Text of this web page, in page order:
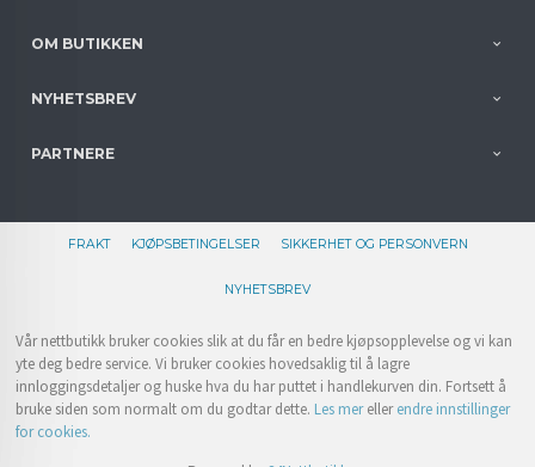
OM BUTIKKEN
NYHETSBREV
PARTNERE
FRAKT KJØPSBETINGELSER SIKKERHET OG PERSONVERN
NYHETSBREV
Vår nettbutikk bruker cookies slik at du får en bedre kjøpsopplevelse og vi kan
yte deg bedre service. Vi bruker cookies hovedsaklig til å lagre
innloggingsdetaljer og huske hva du har puttet i handlekurven din. Fortsett å
bruke siden som normalt om du godtar dette. Les merellerendre innstillinger
for cookies.